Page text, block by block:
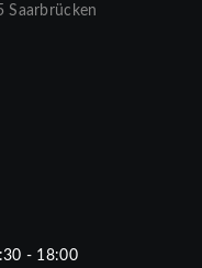
Saarbrücken
- 18:00